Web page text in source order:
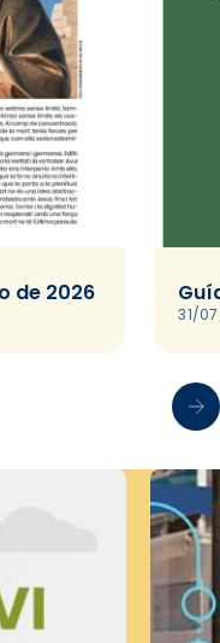
de 2026
31/